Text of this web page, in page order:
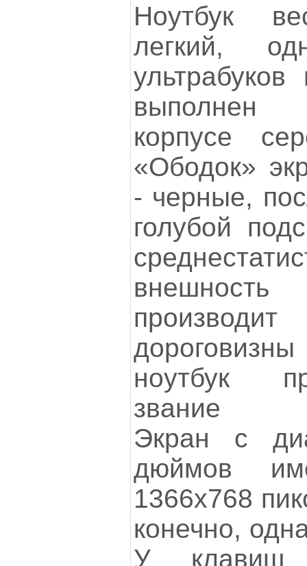
Ноутбук
легкий,
выполнен
корпусе
«Ободок»
- черные,
голубой
ноутбук
звание
Экран с
дюймов
1366x768
конечно,
У клавиш